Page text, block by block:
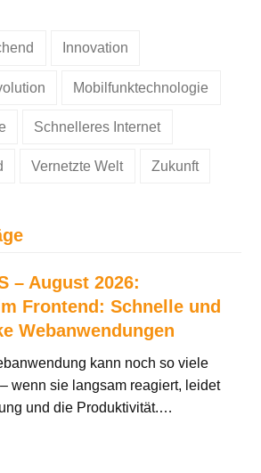
Innovation
Mobilfunktechnologie
Schnelleres Internet
Vernetzte Welt Zukunft
– August 2026:
Frontend: Schnelle und
Webanwendungen
kann noch so viele
wenn sie langsam reagiert, leidet
und die Produktivität.…